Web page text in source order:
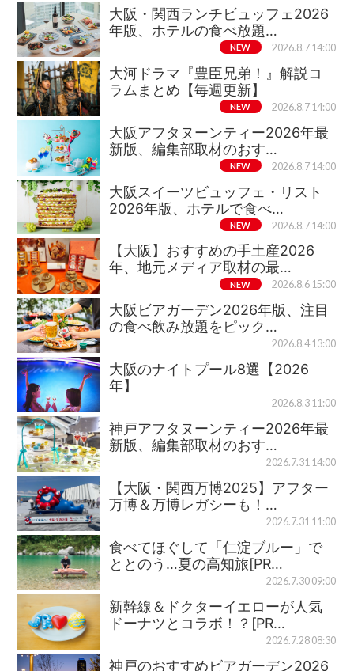
大阪・関西ランチビュッフェ2026
年版、ホテルの食べ放題…
NEW 2026.8.7 14:00
大河ドラマ『豊臣兄弟！』解説コ
ラムまとめ【毎週更新】
NEW 2026.8.7 14:00
大阪アフタヌーンティー2026年最
新版、編集部取材のおす…
NEW 2026.8.7 14:00
大阪スイーツビュッフェ・リスト
2026年版、ホテルで食べ…
NEW 2026.8.7 14:00
【大阪】おすすめの手土産2026
年、地元メディア取材の最…
NEW 2026.8.6 15:00
大阪ビアガーデン2026年版、注目
の食べ飲み放題をピック…
2026.8.4 13:00
大阪のナイトプール8選【2026
年】
2026.8.3 11:00
神戸アフタヌーンティー2026年最
新版、編集部取材のおす…
2026.7.31 14:00
【大阪・関西万博2025】アフター
万博＆万博レガシーも！…
2026.7.31 11:00
食べてほぐして「仁淀ブルー」で
ととのう…夏の高知旅[PR…
2026.7.30 09:00
新幹線＆ドクターイエローが人気
ドーナツとコラボ！？[PR…
2026.7.28 08:30
神戸のおすすめビアガーデン2026